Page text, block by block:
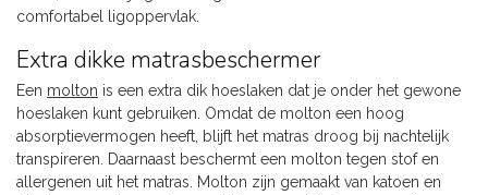
comfortabel ligoppervlak.
Extra dikke matrasbeschermer
Een molton is een extra dik hoeslaken dat je onder het gewone
hoeslaken kunt gebruiken. Omdat de molton een hoog
absorptievermogen heeft, blijft het matras droog bij nachtelijk
transpireren. Daarnaast beschermt een molton tegen stof en
allergenen uit het matras. Molton zijn gemaakt van katoen en